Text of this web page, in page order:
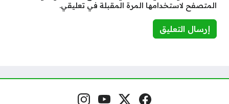
المتصفح لاستخدامها المرة المقبلة في تعليقي.